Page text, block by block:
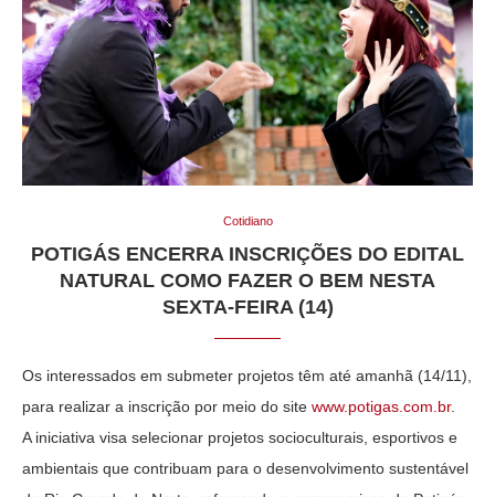
Cotidiano
POTIGÁS ENCERRA INSCRIÇÕES DO EDITAL
NATURAL COMO FAZER O BEM NESTA
SEXTA-FEIRA (14)
Os interessados em submeter projetos têm até amanhã (14/11),
para realizar a inscrição por meio do site www.potigas.com.br.
A iniciativa visa selecionar projetos socioculturais, esportivos e
ambientais que contribuam para o desenvolvimento sustentável